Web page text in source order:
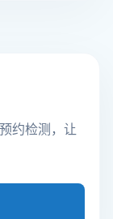
约检测，让